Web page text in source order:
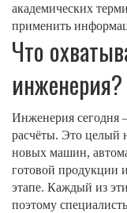
академических
применить
Что
инженерия?
Инженерия сегодня
расчёты. Это целый
новых машин,
готовой продукции
этапе. Каждый из
поэтому